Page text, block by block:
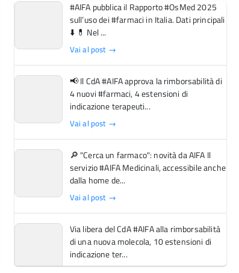
#AIFA pubblica il Rapporto #OsMed 2025
sull’uso dei #farmaci in Italia. Dati principali
⬇️ 💊 Nel ...
Vai al post →
📢 Il CdA #AIFA approva la rimborsabilità di
4 nuovi #farmaci, 4 estensioni di
indicazione terapeuti...
Vai al post →
🔎 "Cerca un farmaco": novità da AIFA Il
servizio #AIFA Medicinali, accessibile anche
dalla home de...
Vai al post →
Via libera del CdA #AIFA alla rimborsabilità
di una nuova molecola, 10 estensioni di
indicazione ter...